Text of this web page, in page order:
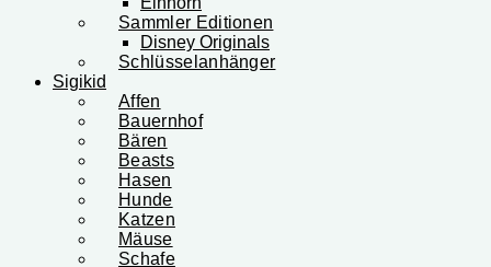
Sammler Editionen
Disney Originals
Schlüsselanhänger
Sigikid
Affen
Bauernhof
Bären
Beasts
Hasen
Hunde
Katzen
Mäuse
Schafe